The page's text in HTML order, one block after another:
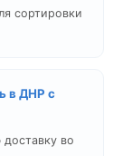
сортировки
в ДНР с
во